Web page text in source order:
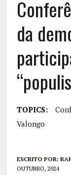
da
TOPICS:
Valongo
ESCRITO POR:
OUTUBRO, 2024